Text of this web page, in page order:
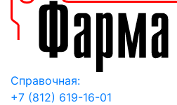
Справочная:
+7 (812) 619-16-01